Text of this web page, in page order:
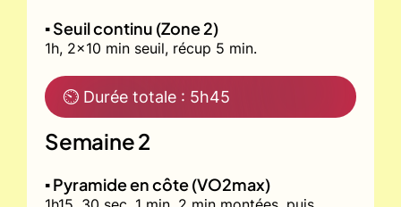
▪️ Seuil continu (Zone 2)
1h, 2x10 min seuil, récup 5 min.
⏲ Durée totale : 5h45
Semaine 2
▪️ Pyramide en côte (VO2max)